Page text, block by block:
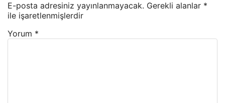
E-posta adresiniz yayınlanmayacak. Gerekli alanlar *
ile işaretlenmişlerdir
Yorum *